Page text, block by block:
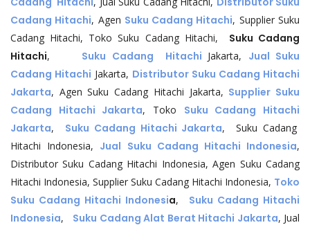
Cadang Hitachi, Agen Suku Cadang Hitachi, Supplier Suku
Cadang Hitachi, Toko Suku Cadang Hitachi, Suku Cadang
Hitachi, Suku Cadang Hitachi Jakarta, Jual Suku
Cadang Hitachi Jakarta, Distributor Suku Cadang Hitachi
Jakarta, Agen Suku Cadang Hitachi Jakarta, Supplier Suku
Cadang Hitachi Jakarta, Toko Suku Cadang Hitachi
Jakarta, Suku Cadang Hitachi Jakarta, Suku Cadang
Hitachi Indonesia, Jual Suku Cadang Hitachi Indonesia,
Distributor Suku Cadang Hitachi Indonesia, Agen Suku Cadang
Hitachi Indonesia, Supplier Suku Cadang Hitachi Indonesia, Toko
Suku Cadang Hitachi Indonesia,
Suku Cadang Hitachi
Indonesia, Suku Cadang Alat Berat Hitachi Jakarta, Jual